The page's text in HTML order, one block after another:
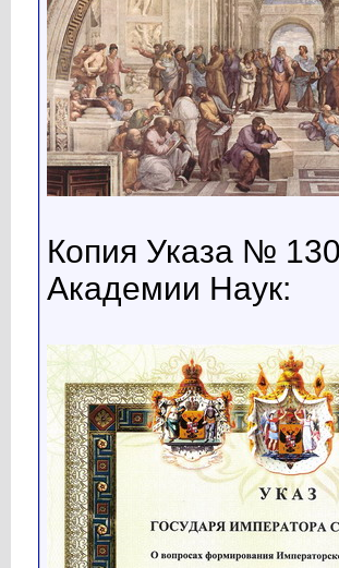
Копия Указа №
Академии Наук: